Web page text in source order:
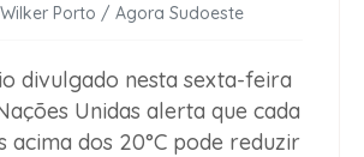
Porto / Agora Sudoeste
divulgado nesta sexta-feira
Unidas alerta que cada
acima dos 20°C pode reduzir